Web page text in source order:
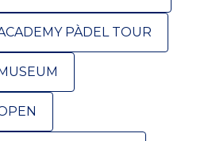
PÀDEL TOUR